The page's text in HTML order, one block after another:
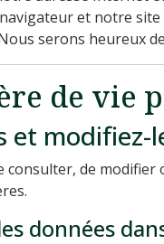
et notre site
serons heureux
de vie
et modifiez-
consulter, de
données